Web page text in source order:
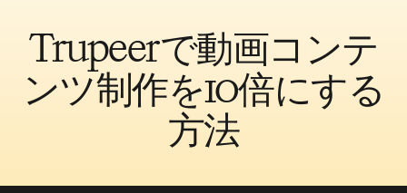
Trupeerで動画コンテ
ンツ制作を10倍にする
方法
翻訳
ナレッジベース
AIアバター
ブランドキット